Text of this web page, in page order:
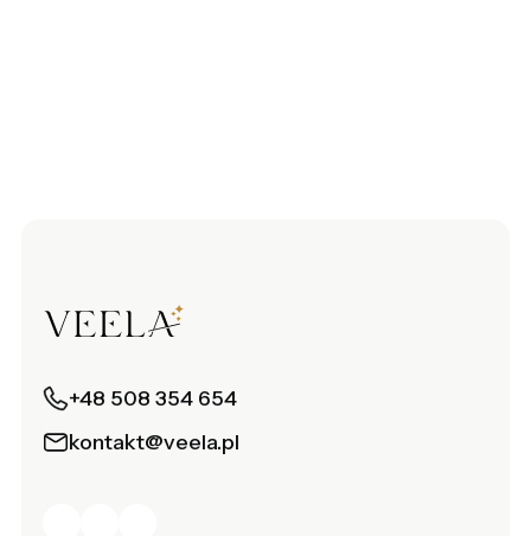
+48 508 354 654
kontakt@veela.pl